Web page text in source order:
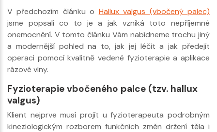
V předchozím článku o Hallux valgus (vbočený palec)
jsme popsali co to je a jak vzniká toto nepříjemné
onemocnění. V tomto článku Vám nabídneme trochu jiný
a modernější pohled na to, jak jej léčit a jak předejít
operaci pomocí kvalitně vedené fyzioterapie a aplikace
rázové vlny.
Fyzioterapie vbočeného palce (tzv. hallux
valgus)
Klient nejprve musí projít u fyzioterapeuta podrobným
kineziologickým rozborem funkčních změn držení těla i